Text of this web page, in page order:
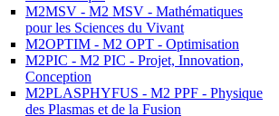
M2MSV - M2 MSV - Mathématiques
pour les Sciences du Vivant
M2OPTIM - M2 OPT - Optimisation
M2PIC - M2 PIC - Projet, Innovation,
Conception
M2PLASPHYFUS - M2 PPF - Physique
des Plasmas et de la Fusion